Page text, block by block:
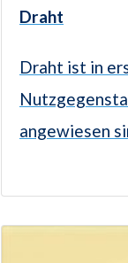
Draht
Draht ist in
angewiesen